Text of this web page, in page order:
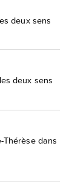
deux sens
deux sens
Thérèse dans